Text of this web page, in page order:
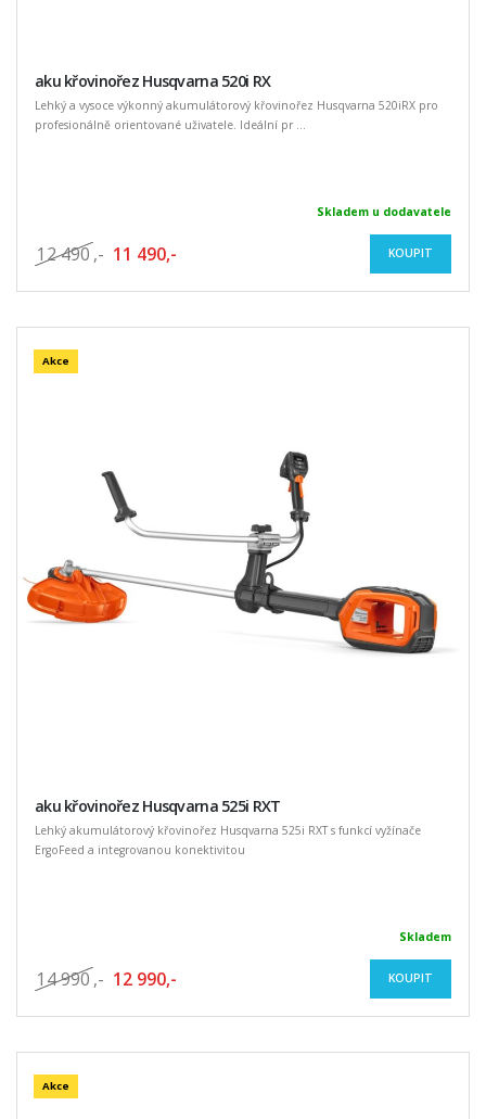
aku křovinořez Husqvarna 520i RX
Lehký a vysoce výkonný akumulátorový křovinořez Husqvarna 520iRX pro
profesionálně orientované uživatele. Ideální pr ...
Skladem u dodavatele
12 490 ,- 11 490,- KOUPIT
Akce
aku křovinořez Husqvarna 525i RXT
Lehký akumulátorový křovinořez Husqvarna 525i RXT s funkcí vyžínače
ErgoFeed a integrovanou konektivitou
Skladem
14 990 ,- 12 990,- KOUPIT
Akce